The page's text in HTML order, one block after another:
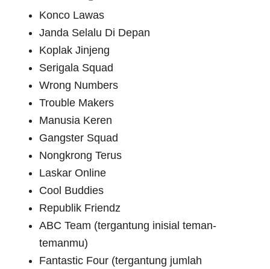
Konco Lawas
Janda Selalu Di Depan
Koplak Jinjeng
Serigala Squad
Wrong Numbers
Trouble Makers
Manusia Keren
Gangster Squad
Nongkrong Terus
Laskar Online
Cool Buddies
Republik Friendz
ABC Team (tergantung inisial teman-
temanmu)
Fantastic Four (tergantung jumlah